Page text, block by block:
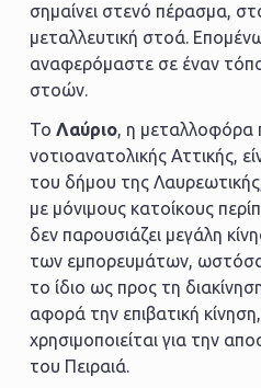
σημαίνει στενό πέρασμα,
μεταλλευτική στοά.
αναφερόμαστε σε έναν
στοών.
Το Λαύριο, η μεταλλοφόρα
νοτιοανατολικής Αττικής,
του δήμου της
με μόνιμους κατοίκους
δεν παρουσιάζει μεγάλη
των εμπορευμάτων,
το ίδιο ως προς τη
αφορά την επιβατική
χρησιμοποιείται για την
του Πειραιά.